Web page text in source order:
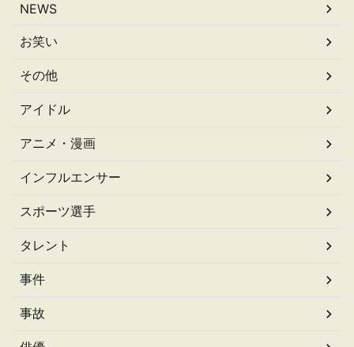
NEWS
お笑い
その他
アイドル
アニメ・漫画
インフルエンサー
スポーツ選手
タレント
事件
事故